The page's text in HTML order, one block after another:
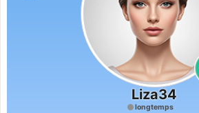
Liza34
longtemps